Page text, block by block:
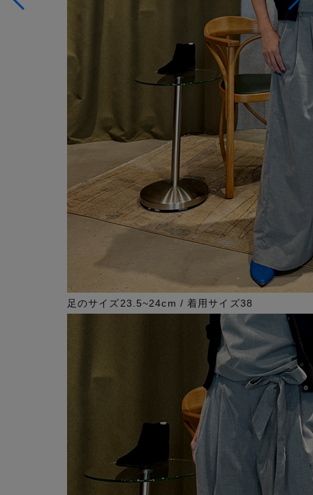
足のサイズ23.5~24cm / 着用サイズ38